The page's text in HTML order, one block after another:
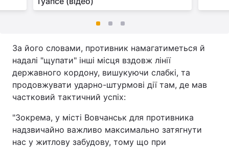
За його словами, противник намагатиметься й
надалі "щупати" інші місця вздовж лінії
державного кордону, вишукуючи слабкі, та
продовжувати ударно-штурмові дії там, де мав
частковий тактичний успіх:
"Зокрема, у місті Вовчанськ для противника
надзвичайно важливо максимально затягнути
нас у житлову забудову, тому що при